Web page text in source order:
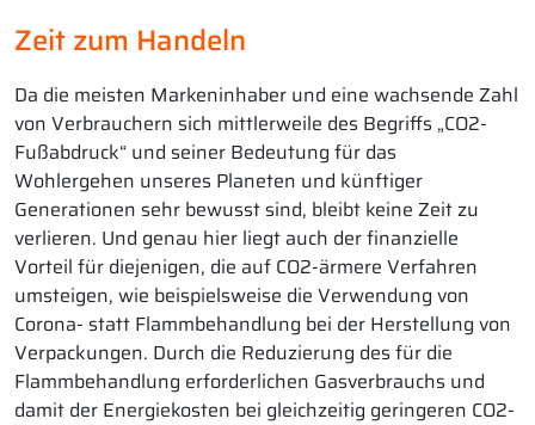
Zeit zum Handeln
Da die meisten Markeninhaber und eine wachsende Zahl
von Verbrauchern sich mittlerweile des Begriffs „CO2-
Fußabdruck“ und seiner Bedeutung für das
Wohlergehen unseres Planeten und künftiger
Generationen sehr bewusst sind, bleibt keine Zeit zu
verlieren. Und genau hier liegt auch der finanzielle
Vorteil für diejenigen, die auf CO2-ärmere Verfahren
umsteigen, wie beispielsweise die Verwendung von
Corona- statt Flammbehandlung bei der Herstellung von
Verpackungen. Durch die Reduzierung des für die
Flammbehandlung erforderlichen Gasverbrauchs und
damit der Energiekosten bei gleichzeitig geringeren CO2-